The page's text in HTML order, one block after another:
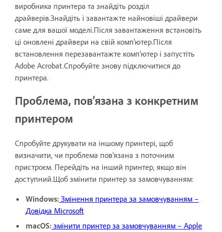
виробника принтера та знайдіть розділ
драйверів.Знайдіть і завантажте найновіші драйвери
саме для вашої моделі.Після завантаження встановіть
ці оновлені драйвери на свій комп’ютер.Після
встановлення перезавантажте комп’ютер і запустіть
Adobe Acrobat.Спробуйте знову підключитися до
принтера.
Проблема, пов’язана з конкретним
принтером
Спробуйте друкувати на іншому принтері, щоб
визначити, чи проблема пов’язана з поточним
пристроєм. Перейдіть на інший принтер, якщо він
доступний.Щоб змінити принтер за замовчуванням:
Windows: Змінення принтера за замовчуванням –
Довідка Microsoft
macOS: змінити принтер за замовчуванням – Apple